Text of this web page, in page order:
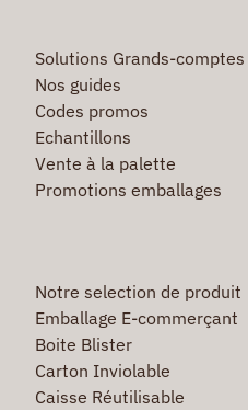
Solutions Grands-comptes
Nos guides
Codes promos
Echantillons
Vente à la palette
Promotions emballages
Notre selection de produit
Emballage E-commerçant
Boite Blister
Carton Inviolable
Caisse Réutilisable